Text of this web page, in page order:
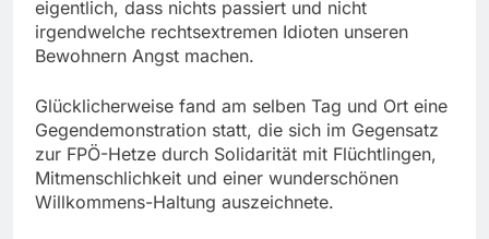
eigentlich, dass nichts passiert und nicht
irgendwelche rechtsextremen Idioten unseren
Bewohnern Angst machen.
Glücklicherweise fand am selben Tag und Ort eine
Gegendemonstration statt, die sich im Gegensatz
zur FPÖ-Hetze durch Solidarität mit Flüchtlingen,
Mitmenschlichkeit und einer wunderschönen
Willkommens-Haltung auszeichnete.